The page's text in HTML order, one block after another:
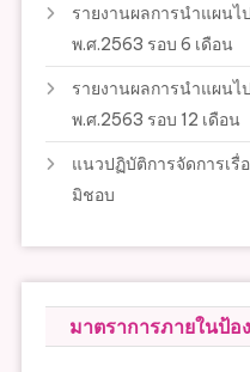
รายงานผลการนำแผน
พ.ศ.2563 รอบ 6 เดือน
รายงานผลการนำแผน
พ.ศ.2563 รอบ 12 เดือน
แนวปฏิบัติการจัดการเรื่
มิชอบ
มาตราการภายในป้อ